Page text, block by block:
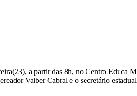
a partir das 8h, no Centro Educa
Valber Cabral e o secretário